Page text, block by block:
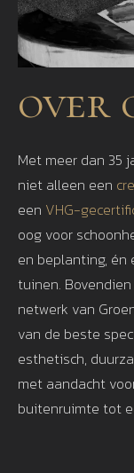
over
Met meer dan 35
niet alleen een
een VHG-
oog voor
en beplanting,
tuinen.
netwerk van
van de beste
esthetisch,
met aandacht
buitenruimte tot